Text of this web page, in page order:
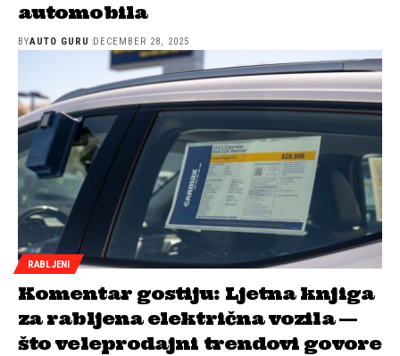
automobila
BYAUTO GURU DECEMBER 28, 2025
RABLJENI
Komentar gostiju: Ljetna knjiga
za rabljena električna vozila —
što veleprodajni trendovi govore